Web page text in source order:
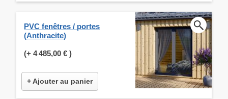
PVC fenêtres / portes
(Anthracite)
(+ 4 485,00 € )
+ Ajouter au panier